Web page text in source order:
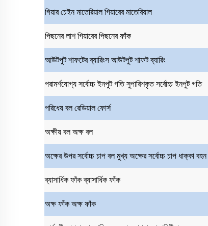
গিয়ার চেইন মাতেরিয়ালগিয়ারের মাতেরিয়াল
পিছনের লাশগিয়ারের পিছনের ফাঁক
আউটপুট শাফটের ব্যারিংসআউটপুট শাফট ব্যারিং
পরামর্শযোগ্য সর্বোচ্চ ইনপুট গতিসুপারিশকৃত সর্বোচ্চ ইনপুট গতি
পরিধেয় বলরেডিয়াল ফোর্স
অক্ষীয় বলঅক্ষ বল
অক্ষের উপর সর্বোচ্চ চাপ বলমুখ্য অক্ষের সর্বোচ্চ চাপ ধাক্কা বহন
ব্যাসার্ধিক ফাঁকব্যাসার্ধিক ফাঁক
অক্ষ ফাঁক অক্ষ ফাঁক